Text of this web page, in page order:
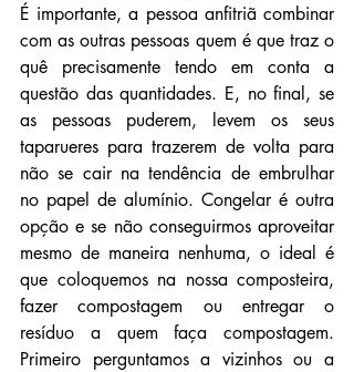
É importante, a pessoa anfitriã combinar
com as outras pessoas quem é que traz o
quê precisamente tendo em conta a
questão das quantidades. E, no final, se
as pessoas puderem, levem os seus
taparueres para trazerem de volta para
não se cair na tendência de embrulhar
no papel de alumínio. Congelar é outra
opção e se não conseguirmos aproveitar
mesmo de maneira nenhuma, o ideal é
que coloquemos na nossa composteira,
fazer compostagem ou entregar o
resíduo a quem faça compostagem.
Primeiro perguntamos a vizinhos ou a